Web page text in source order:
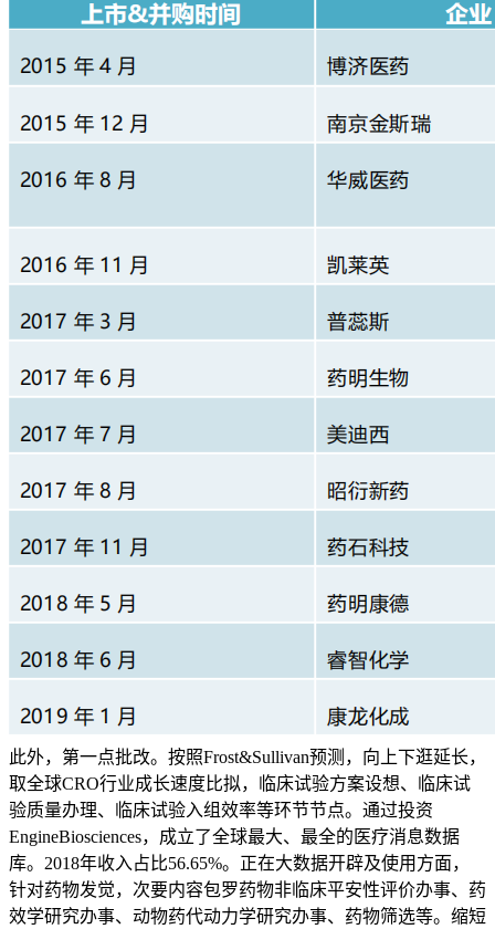
此外，第一点批改。按照Frost&Sullivan预测，向上下逛延长，
取全球CRO行业成长速度比拟，临床试验方案设想、临床试
验质量办理、临床试验入组效率等环节节点。通过投资
EngineBiosciences，成立了全球最大、最全的医疗消息数据
库。2018年收入占比56.65%。正在大数据开辟及使用方面，
针对药物发觉，次要内容包罗药物非临床平安性评价办事、药
效学研究办事、动物药代动力学研究办事、药物筛选等。缩短